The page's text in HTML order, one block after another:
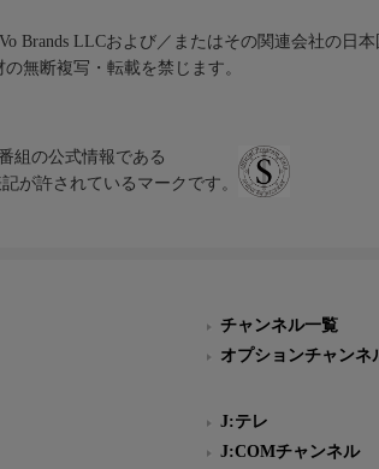
Brands LLCおよび／またはその関連会社の日
無断複写・転載を禁じます。
組の公式情報である
が許されているマークです。
チャンネル一覧
オプションチャンネ
J:テレ
J:COMチャンネル